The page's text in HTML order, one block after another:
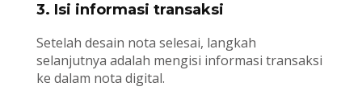
3. Isi informasi transaksi
Setelah desain nota selesai, langkah
selanjutnya adalah mengisi informasi transaksi
ke dalam nota digital.